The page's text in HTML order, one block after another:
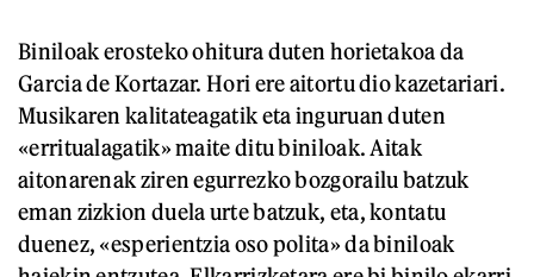
Biniloak erosteko ohitura duten horietakoa da
Garcia de Kortazar. Hori ere aitortu dio kazetariari.
Musikaren kalitateagatik eta inguruan duten
«erritualagatik» maite ditu biniloak. Aitak
aitonarenak ziren egurrezko bozgorailu batzuk
eman zizkion duela urte batzuk, eta, kontatu
duenez, «esperientzia oso polita» da biniloak